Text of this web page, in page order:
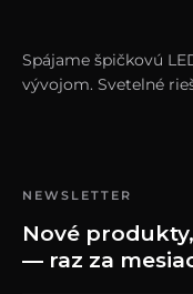
Spájame špičkovú
vývojom. Svetelné
NEWSLETTER
Nové
— raz za